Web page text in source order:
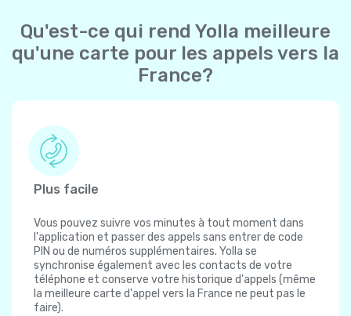
Qu'est-ce qui rend Yolla meilleure
qu'une carte pour les appels vers la
France?
Plus facile
Vous pouvez suivre vos minutes à tout moment dans
l'application et passer des appels sans entrer de code
PIN ou de numéros supplémentaires. Yolla se
synchronise également avec les contacts de votre
téléphone et conserve votre historique d'appels (même
la meilleure carte d'appel vers la France ne peut pas le
faire).